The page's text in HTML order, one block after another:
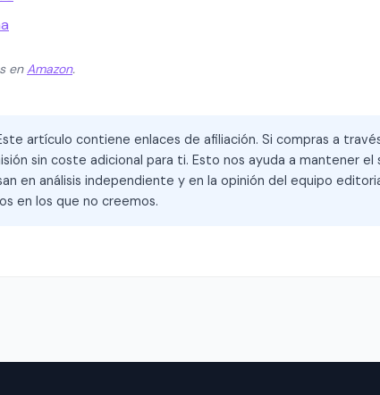
enAmazon.
artículo contiene enlaces de afiliación. Si compras a
sin coste adicional para ti. Esto nos ayuda a mantener el
en análisis independiente y en la opinión del equipo
en los que no creemos.